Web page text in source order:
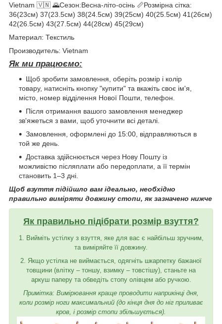
Vietnam 🇻🇳 🌄Сезон:Весна-літо-осінь 📏Розмірна сітка:
36(23см) 37(23.5см) 38(24.5см) 39(25см) 40(25.5см) 41(26см)
42(26.5см) 43(27.5см) 44(28см) 45(29см)
Материал: Текстиль
Производитель: Vietnam
Як ми працюємо:
Щоб зробити замовлення, оберіть розмір і колір
товару, натисніть кнопку "купити" та вкажіть своє ім'я,
місто, номер відділення Нової Пошти, телефон.
Після отримання вашого замовлення менеджер
зв'яжеться з вами, щоб уточнити всі деталі.
Замовлення, оформлені до 15:00, відправляються в
той же день.
Доставка здійснюється через Нову Пошту із
можливістю післяплати або передоплати, а її термін
становить 1–3 дні.
Щоб взуття підійшло вам ідеально, необхідно
правильно виміряти довжину стопи, як зазначено нижче
Як правильно підібрати розмір взуття?
1. Вийміть устілку з взуття, яке для вас є найбільш зручним,
та виміряйте її довжину.
2. Якщо устілка не виймається, одягніть шкарпетку бажаної
товщини (влітку – тоншу, взимку – товстішу), станьте на
аркуш паперу та обведіть стопу олівцем або ручкою.
Примітка: Вимірювання краще проводити наприкінці дня,
коли розмір ноги максимальний (до кінця дня до ніг приливає
кров, і розмір стопи збільшується).